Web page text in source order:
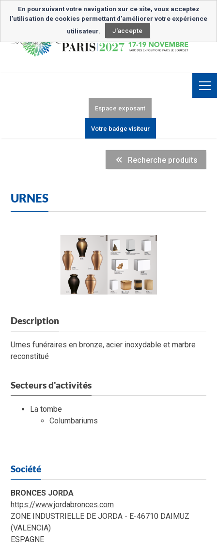
Inscription Newsletter
Espace exposant
Votre badge visiteur
Recherche produits
URNES
Description
Urnes funéraires en bronze, acier inoxydable et marbre
reconstitué
Secteurs d'activités
La tombe
Columbariums
Société
BRONCES JORDA
https://www.jordabronces.com
ZONE INDUSTRIELLE DE JORDA - E-46710 DAIMUZ
(VALENCIA)
ESPAGNE
En poursuivant votre navigation sur ce site, vous acceptez
l'utilisation de cookies permettant d'améliorer votre expérience
utilisateur.
J'accepte